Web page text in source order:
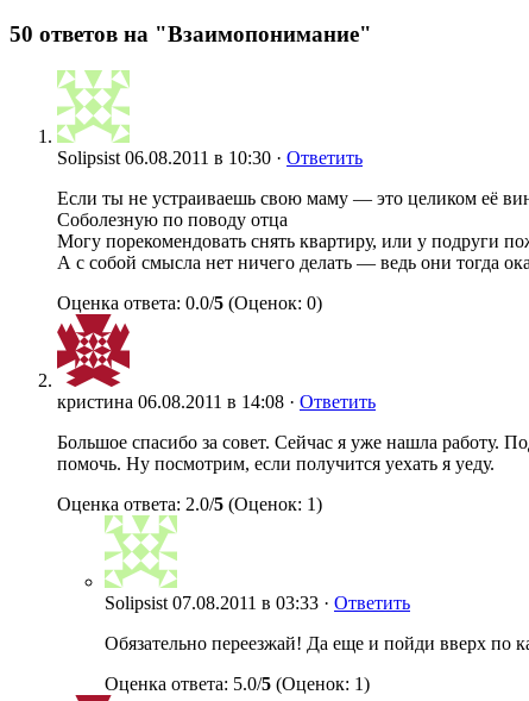
50 ответов на "Взаимопонимание"
Solipsist 06.08.2011 в 10:30 · Ответить
Если ты не устраиваешь свою маму — это целиком её
Соболезную по поводу отца
Могу порекомендовать снять квартиру, или у подруги
А с собой смысла нет ничего делать — ведь они тогда
Оценка ответа: 0.0/5 (Оценок: 0)
кристина 06.08.2011 в 14:08 · Ответить
Большое спасибо за совет. Сейчас я уже нашла работу.
помочь. Ну посмотрим, если получится уехать я уеду.
Оценка ответа: 2.0/5 (Оценок: 1)
Solipsist 07.08.2011 в 03:33 · Ответить
Обязательно переезжай! Да еще и пойди вверх по
Оценка ответа: 5.0/5 (Оценок: 1)